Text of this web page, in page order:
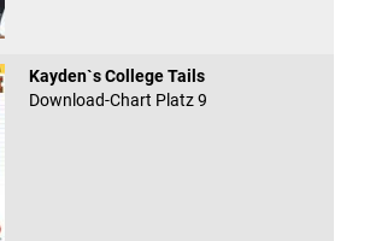
Kayden`s College Tails
Download-Chart Platz 9